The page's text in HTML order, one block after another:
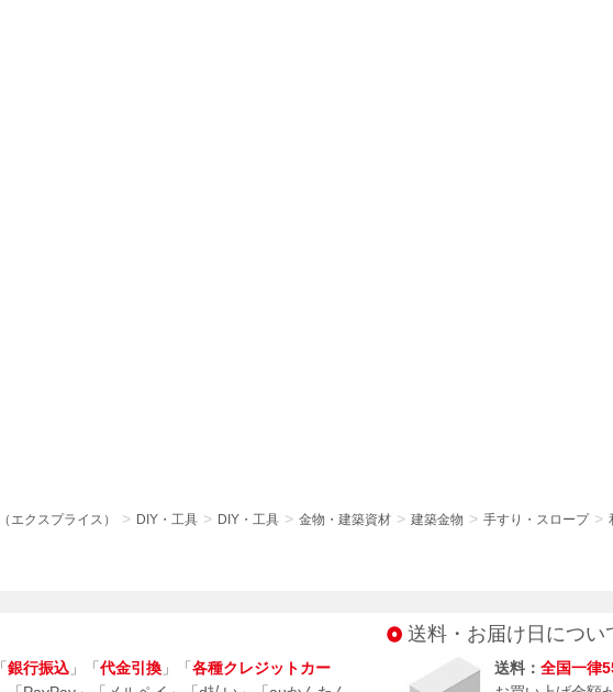
エクスプライス） DIY・工具 DIY・工具 金物・建築資材 建築金物 手すり・スロープ
銀行振込 」「 代金引換 」「 各種クレジットカー
送料・お届け日につい
送料： 全国一律